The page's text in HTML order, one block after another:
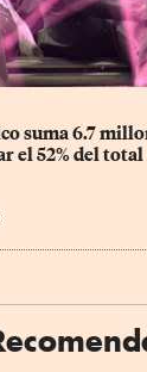
suma 6.7
el 52% del total